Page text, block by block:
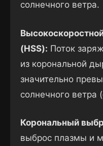
солнечного ветра.
(HSS): Поток
из корональной
значительно
солнечного
Корональный
выброс плазмы и